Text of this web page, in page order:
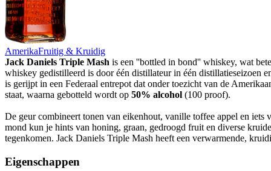
AmerikaFruitig & Kruidig
Jack Daniels Triple Mash is een ''bottled in bond'' whiskey, wat
whiskey gedistilleerd is door één distillateur in één distillatieseizoen
is gerijpt in een Federaal entrepot dat onder toezicht van de
staat, waarna gebotteld wordt op 50% alcohol (100 proof).
De geur combineert tonen van eikenhout, vanille toffee appel en iets
mond kun je hints van honing, graan, gedroogd fruit en diverse
tegenkomen. Jack Daniels Triple Mash heeft een verwarmende,
Eigenschappen